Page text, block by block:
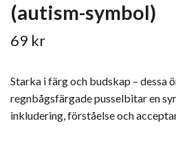
(autism-symbol)
69 kr
Starka i färg och budskap – dessa
regnbågsfärgade pusselbitar en
inkludering, förståelse och